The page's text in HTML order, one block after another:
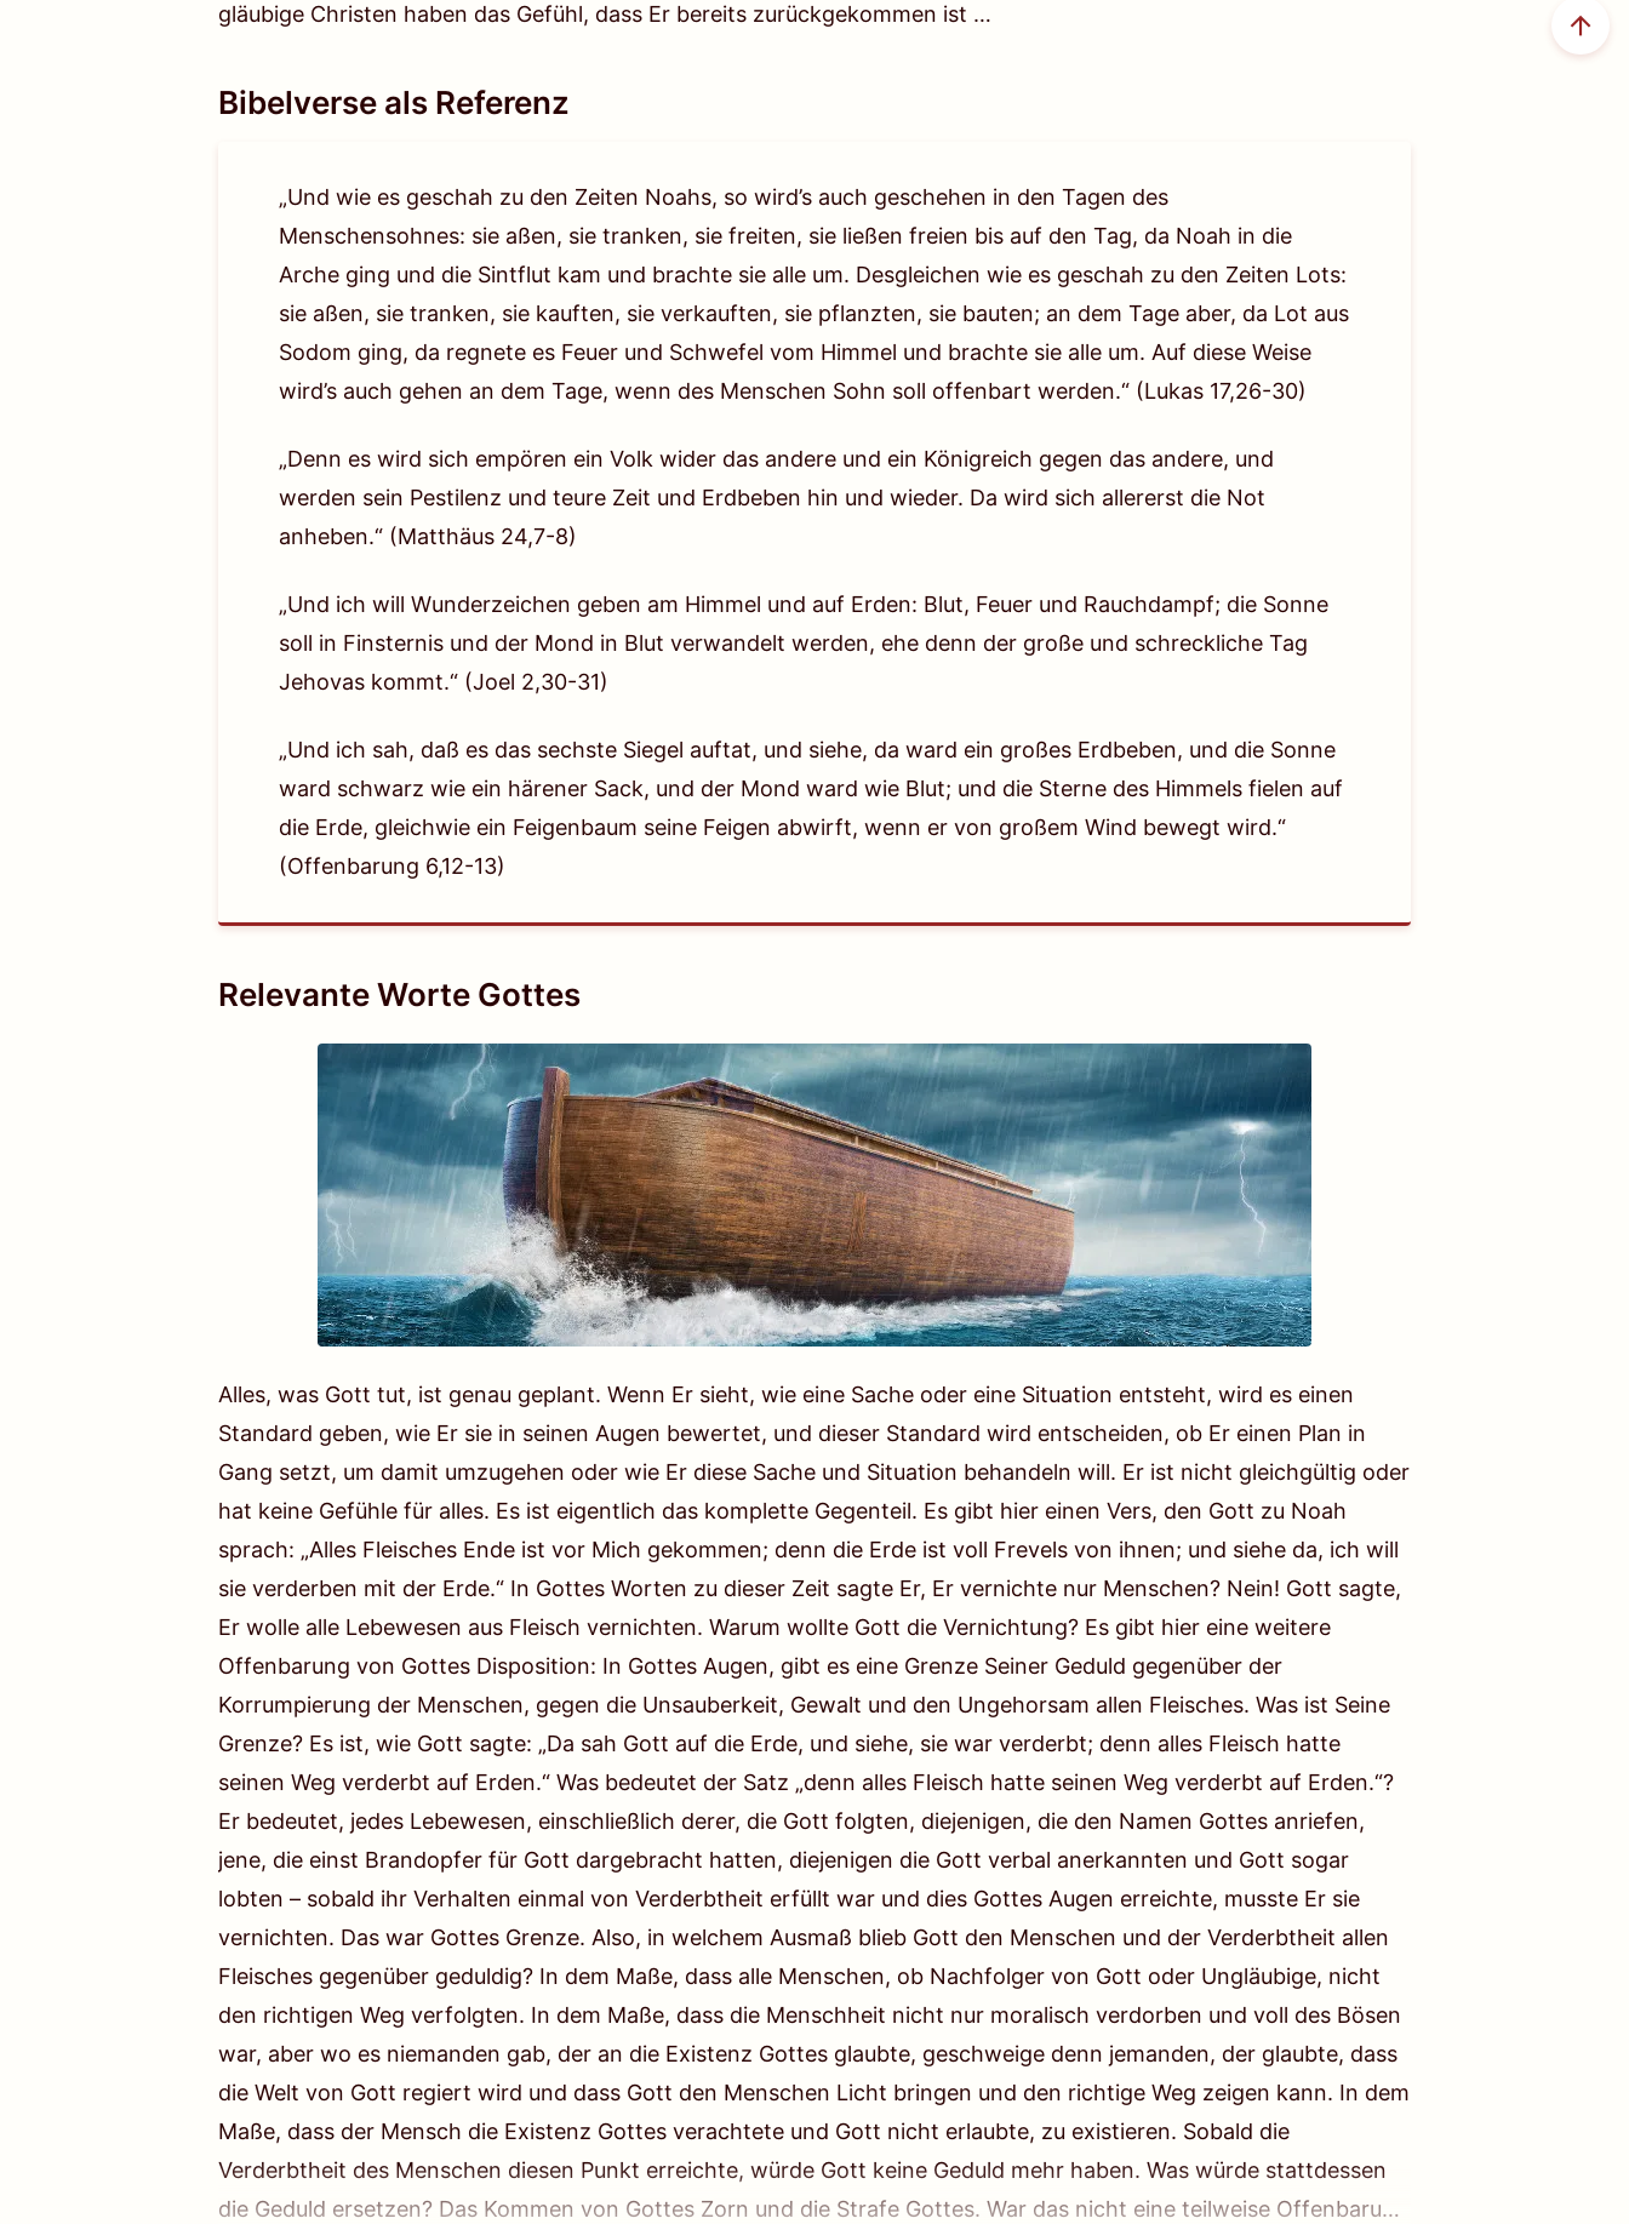
gläubige Christen haben das Gefühl, dass Er bereits zurückgekommen ist …
Bibelverse als Referenz
„Und wie es geschah zu den Zeiten Noahs, so wird’s auch geschehen in den Tagen des
Menschensohnes: sie aßen, sie tranken, sie freiten, sie ließen freien bis auf den Tag, da Noah in die
Arche ging und die Sintflut kam und brachte sie alle um. Desgleichen wie es geschah zu den Zeiten Lots:
sie aßen, sie tranken, sie kauften, sie verkauften, sie pflanzten, sie bauten; an dem Tage aber, da Lot aus
Sodom ging, da regnete es Feuer und Schwefel vom Himmel und brachte sie alle um. Auf diese Weise
wird’s auch gehen an dem Tage, wenn des Menschen Sohn soll offenbart werden.“ (Lukas 17,26-30)
„Denn es wird sich empören ein Volk wider das andere und ein Königreich gegen das andere, und
werden sein Pestilenz und teure Zeit und Erdbeben hin und wieder. Da wird sich allererst die Not
anheben.“ (Matthäus 24,7-8)
„Und ich will Wunderzeichen geben am Himmel und auf Erden: Blut, Feuer und Rauchdampf; die Sonne
soll in Finsternis und der Mond in Blut verwandelt werden, ehe denn der große und schreckliche Tag
Jehovas kommt.“ (Joel 2,30-31)
„Und ich sah, daß es das sechste Siegel auftat, und siehe, da ward ein großes Erdbeben, und die Sonne
ward schwarz wie ein härener Sack, und der Mond ward wie Blut; und die Sterne des Himmels fielen auf
die Erde, gleichwie ein Feigenbaum seine Feigen abwirft, wenn er von großem Wind bewegt wird.“
(Offenbarung 6,12-13)
Relevante Worte Gottes
Alles, was Gott tut, ist genau geplant. Wenn Er sieht, wie eine Sache oder eine Situation entsteht, wird es einen
Standard geben, wie Er sie in seinen Augen bewertet, und dieser Standard wird entscheiden, ob Er einen Plan in
Gang setzt, um damit umzugehen oder wie Er diese Sache und Situation behandeln will. Er ist nicht gleichgültig oder
hat keine Gefühle für alles. Es ist eigentlich das komplette Gegenteil. Es gibt hier einen Vers, den Gott zu Noah
sprach: „Alles Fleisches Ende ist vor Mich gekommen; denn die Erde ist voll Frevels von ihnen; und siehe da, ich will
sie verderben mit der Erde.“ In Gottes Worten zu dieser Zeit sagte Er, Er vernichte nur Menschen? Nein! Gott sagte,
Er wolle alle Lebewesen aus Fleisch vernichten. Warum wollte Gott die Vernichtung? Es gibt hier eine weitere
Offenbarung von Gottes Disposition: In Gottes Augen, gibt es eine Grenze Seiner Geduld gegenüber der
Korrumpierung der Menschen, gegen die Unsauberkeit, Gewalt und den Ungehorsam allen Fleisches. Was ist Seine
Grenze? Es ist, wie Gott sagte: „Da sah Gott auf die Erde, und siehe, sie war verderbt; denn alles Fleisch hatte
seinen Weg verderbt auf Erden.“ Was bedeutet der Satz „denn alles Fleisch hatte seinen Weg verderbt auf Erden.“?
Er bedeutet, jedes Lebewesen, einschließlich derer, die Gott folgten, diejenigen, die den Namen Gottes anriefen,
jene, die einst Brandopfer für Gott dargebracht hatten, diejenigen die Gott verbal anerkannten und Gott sogar
lobten – sobald ihr Verhalten einmal von Verderbtheit erfüllt war und dies Gottes Augen erreichte, musste Er sie
vernichten. Das war Gottes Grenze. Also, in welchem Ausmaß blieb Gott den Menschen und der Verderbtheit allen
Fleisches gegenüber geduldig? In dem Maße, dass alle Menschen, ob Nachfolger von Gott oder Ungläubige, nicht
den richtigen Weg verfolgten. In dem Maße, dass die Menschheit nicht nur moralisch verdorben und voll des Bösen
war, aber wo es niemanden gab, der an die Existenz Gottes glaubte, geschweige denn jemanden, der glaubte, dass
die Welt von Gott regiert wird und dass Gott den Menschen Licht bringen und den richtige Weg zeigen kann. In dem
Maße, dass der Mensch die Existenz Gottes verachtete und Gott nicht erlaubte, zu existieren. Sobald die
Verderbtheit des Menschen diesen Punkt erreichte, würde Gott keine Geduld mehr haben. Was würde stattdessen
die Geduld ersetzen? Das Kommen von Gottes Zorn und die Strafe Gottes. War das nicht eine teilweise Offenbarung